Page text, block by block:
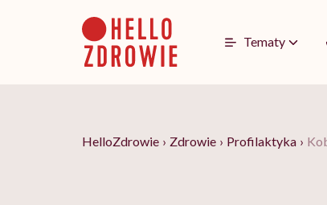
Tematy
HelloZdrowie › Zdrowie › Profilaktyka ›